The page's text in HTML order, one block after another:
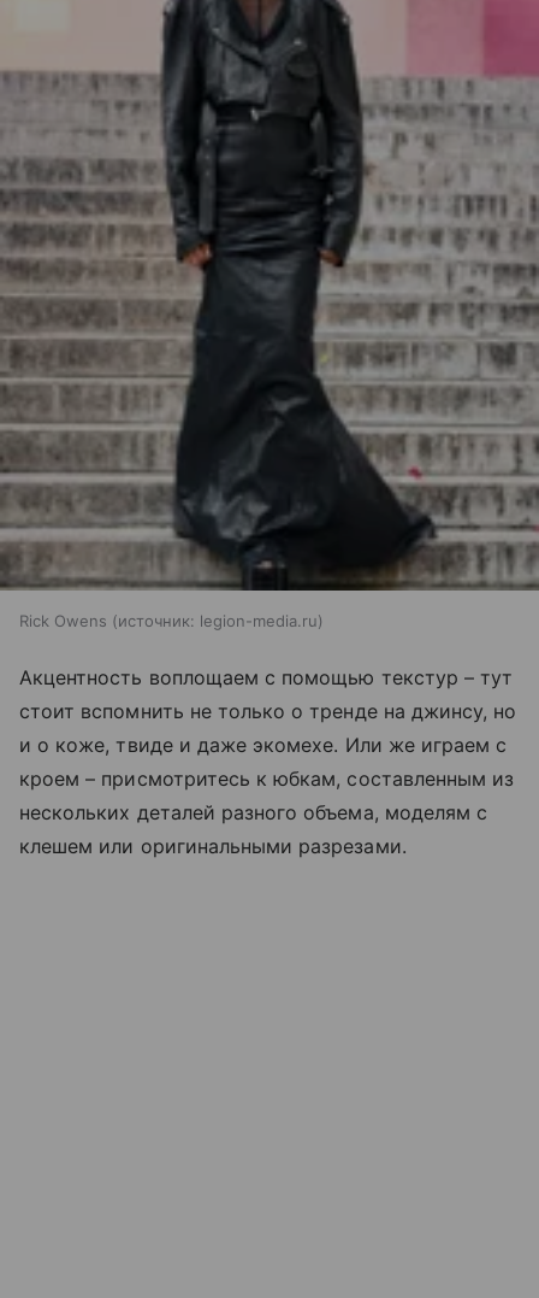
Rick Owens источник: legion-media.ru
Акцентность воплощаем с помощью текстур – тут
стоит вспомнить не только о тренде на джинсу, но
и о коже, твиде и даже экомехе. Или же играем с
кроем – присмотритесь к юбкам, составленным из
нескольких деталей разного объема, моделям с
клешем или оригинальными разрезами.